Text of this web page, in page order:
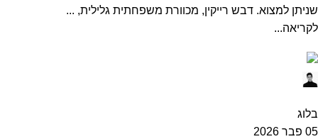
שניתן למצוא. דבש רייקין, מכוורת משפחתית גלילית, ...
לקריאה...
בלוג
05 פבר 2026